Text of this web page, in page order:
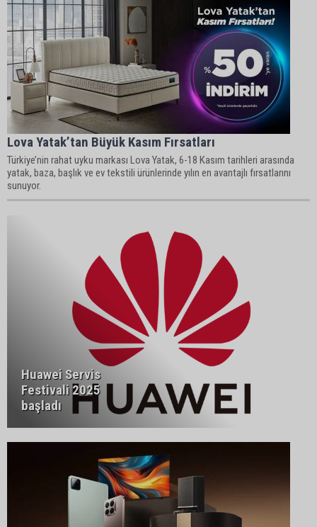
Lova Yatak’tan Büyük Kasım Fırsatları
Türkiye’nin rahat uyku markası Lova Yatak, 6-18 Kasım tarihleri arasında
yatak, baza, başlık ve ev tekstili ürünlerinde yılın en avantajlı fırsatlarını
sunuyor.
Huawei Servis
Festivali 2025
başladı